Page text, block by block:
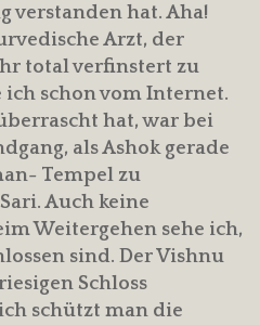
verstanden hat. Aha!
Arzt, der
total verfinstert zu
ich schon vom Internet.
hat, war bei
als Ashok gerade
Tempel zu
Auch keine
Weitergehen sehe ich,
sind. Der Vishnu
Schloss
schützt man die